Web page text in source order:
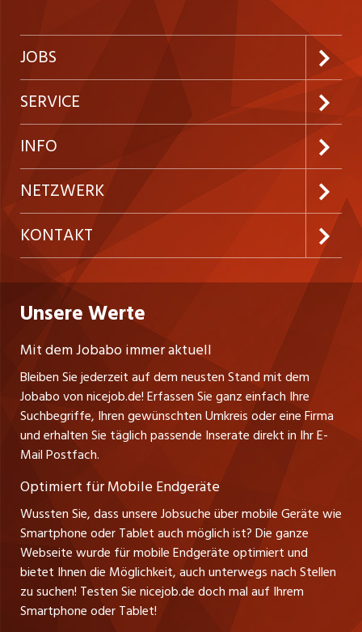
JOBS
Jobabo abonnieren
Neue Stellen
Festanstellungen
Temporäre Jobs
Freelance Jobs
Praktika
Führungspositionen
Management / Kader-Jobs
SERVICE
Kundenlogin
Inserieren
Firmen
Personalvermittler
INFO
Preise und Leistungen
AGB
Datenschutzerklärung
Nutzungsbedingungen
Impressum
NETZWERK
ostjob.ch
westjob.at
jobzüri.ch
jobmittelland.ch
jobbern.ch
jobbasel.ch
zentraljob.ch
myjob.ch
schaffu.ch (VS)
ajourjob.ch
tagblatt.ch
KONTAKT
Niederlassung
Fa. nicejob.de
PR Medien GmbH
Lindauer Straße 16
D-88239 Wangen
Tel. +49 07522 795034
Thomas Reiner
Ansprechpartner
Unsere Werte
Mit dem Jobabo immer aktuell
Bleiben Sie jederzeit auf dem neusten Stand mit dem
Jobabo von nicejob.de! Erfassen Sie ganz einfach Ihre
Suchbegriffe, Ihren gewünschten Umkreis oder eine Firma
und erhalten Sie täglich passende Inserate direkt in Ihr E-
Mail Postfach.
Optimiert für Mobile Endgeräte
Wussten Sie, dass unsere Jobsuche über mobile Geräte wie
Smartphone oder Tablet auch möglich ist? Die ganze
Webseite wurde für mobile Endgeräte optimiert und
bietet Ihnen die Möglichkeit, auch unterwegs nach Stellen
zu suchen! Testen Sie nicejob.de doch mal auf Ihrem
Smartphone oder Tablet!